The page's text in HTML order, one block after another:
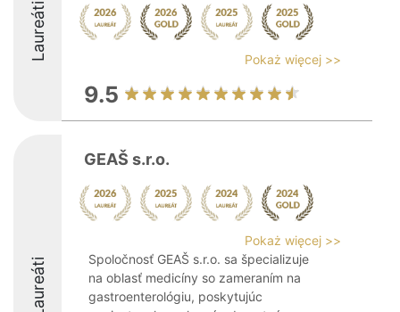
Laureáti Pokaż więcej >>
9.5
Laureáti
GEAŠ s.r.o.
Pokaż więcej >>
Spoločnosť GEAŠ s.r.o. sa špecializuje
na oblasť medicíny so zameraním na
gastroenterológiu, poskytujúc